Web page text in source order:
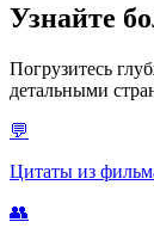
Узнайте
Погрузитесь
детальными
💬
Цитаты из
👥